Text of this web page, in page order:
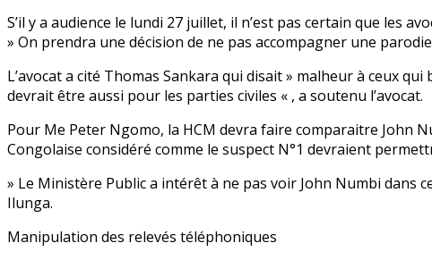
S’il y a audience le lundi 27 juillet, il n’est pas certain que les
» On prendra une décision de ne pas accompagner une
L’avocat a cité Thomas Sankara qui disait » malheur à ceux
devrait être aussi pour les parties civiles « , a soutenu l’avocat.
Pour Me Peter Ngomo, la HCM devra faire comparaitre John
Congolaise considéré comme le suspect N°1 devraient
» Le Ministère Public a intérêt à ne pas voir John Numbi dans
Ilunga.
Manipulation des relevés téléphoniques